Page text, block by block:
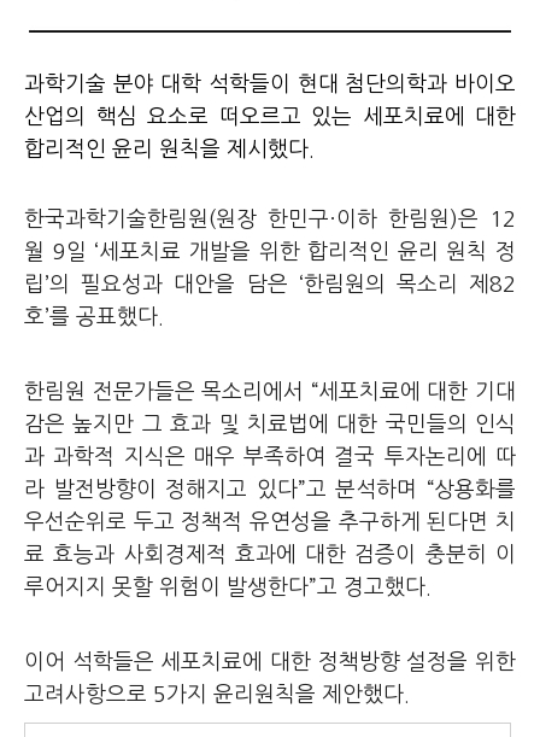
과학기술 분야 대학 석학들이 현대 첨단의학과 바이오
산업의 핵심 요소로 떠오르고 있는 세포치료에 대한
합리적인 윤리 원칙을 제시했다.
한국과학기술한림원(원장 한민구·이하 한림원)은 12
월 9일 ‘세포치료 개발을 위한 합리적인 윤리 원칙 정
립’의 필요성과 대안을 담은 ‘한림원의 목소리 제82
호’를 공표했다.
한림원 전문가들은 목소리에서 “세포치료에 대한 기대
감은 높지만 그 효과 및 치료법에 대한 국민들의 인식
과 과학적 지식은 매우 부족하여 결국 투자논리에 따
라 발전방향이 정해지고 있다”고 분석하며 “상용화를
우선순위로 두고 정책적 유연성을 추구하게 된다면 치
료 효능과 사회경제적 효과에 대한 검증이 충분히 이
루어지지 못할 위험이 발생한다”고 경고했다.
이어 석학들은 세포치료에 대한 정책방향 설정을 위한
고려사항으로 5가지 윤리원칙을 제안했다.